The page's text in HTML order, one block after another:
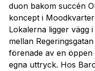
duon bakom succén
koncept i
Lokalerna ligger vägg
mellan
förenade av en öppen
egna uttryck. Hos